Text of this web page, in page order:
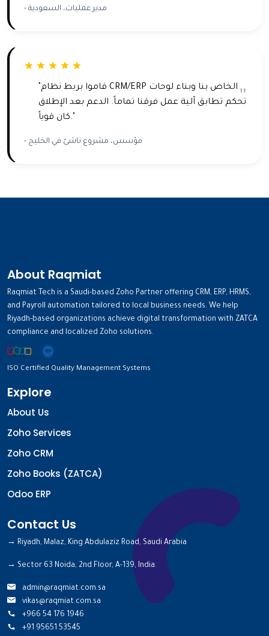
- مدير عمليات، السعودية
تحكم تطابق آلية عمل فرقنا تماماً. الدعم بعد الإطلاق
كان قوياً."
- مؤسس، مشروع ناشئ في الخليج
About Raqmiat
Raqmiat Tech is a Saudi-based Zoho Partner offering CRM, ERP, HRMS,
and Payroll automation tailored to local business needs. We help
Riyadh-based organizations achieve digital transformation with ZATCA
compliance and localized Zoho solutions.
ISO Certified Quality Management Systems
Explore
About Us
Zoho Services
Zoho CRM
Zoho Books (ZATCA)
Odoo ERP
Contact Us
→ Riyadh, Malaz, King Abdulaziz Road, Saudi Arabia
→ Sector 63 Noida, 2nd Floor, A-139, India.
admin@raqmiat.com.sa
vikas@raqmiat.com.sa
+966 54 176 1946
+91 95651 53545